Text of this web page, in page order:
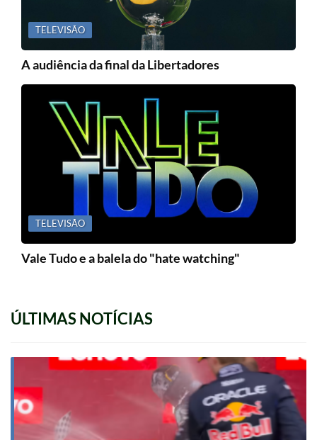
TELEVISÃO
A audiência da final da Libertadores
TELEVISÃO
Vale Tudo e a balela do "hate watching"
ÚLTIMAS NOTÍCIAS